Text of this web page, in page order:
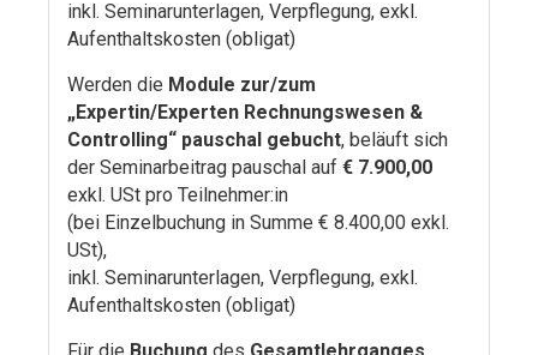
inkl. Seminarunterlagen, Verpflegung, exkl.
Aufenthaltskosten (obligat)
Werden die Module zur/zum
„Expertin/Experten Rechnungswesen &
Controlling“ pauschal gebucht, beläuft sich
der Seminarbeitrag pauschal auf € 7.900,00
exkl. USt pro Teilnehmer:in
(bei Einzelbuchung in Summe € 8.400,00 exkl.
USt),
inkl. Seminarunterlagen, Verpflegung, exkl.
Aufenthaltskosten (obligat)
Für die Buchung des Gesamtlehrganges